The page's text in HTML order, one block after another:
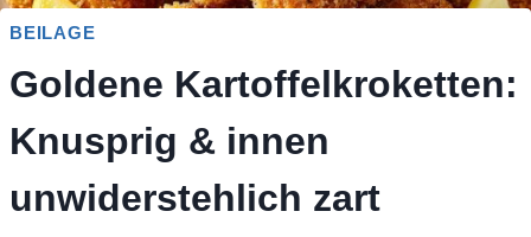
BEILAGE
Goldene Kartoffelkroketten:
Knusprig & innen
unwiderstehlich zart